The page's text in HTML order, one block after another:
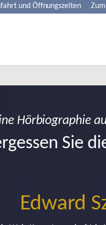
und Öffnungszeiten
Hörbiographie
Sie
Edward